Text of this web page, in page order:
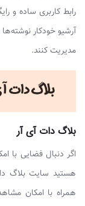
رابط کاربری ساده و
آرشیو خودکار
مدیریت کنند.
بلاگ دات آی آر
اگر دنبال فضایی با
هستید سایت بلاگ
همراه با امکان